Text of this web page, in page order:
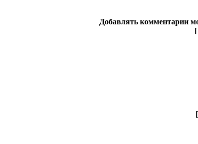
Добавлять комментарии
[